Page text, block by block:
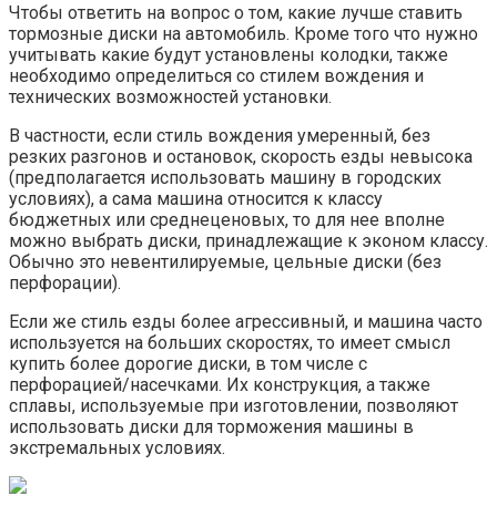
Чтобы ответить на вопрос о том, какие лучше ставить
тормозные диски на автомобиль. Кроме того что нужно
учитывать какие будут установлены колодки, также
необходимо определиться со стилем вождения и
технических возможностей установки.
В частности, если стиль вождения умеренный, без
резких разгонов и остановок, скорость езды невысока
(предполагается использовать машину в городских
условиях), а сама машина относится к классу
бюджетных или среднеценовых, то для нее вполне
можно выбрать диски, принадлежащие к эконом классу.
Обычно это невентилируемые, цельные диски (без
перфорации).
Если же стиль езды более агрессивный, и машина часто
используется на больших скоростях, то имеет смысл
купить более дорогие диски, в том числе с
перфорацией/насечками. Их конструкция, а также
сплавы, используемые при изготовлении, позволяют
использовать диски для торможения машины в
экстремальных условиях.